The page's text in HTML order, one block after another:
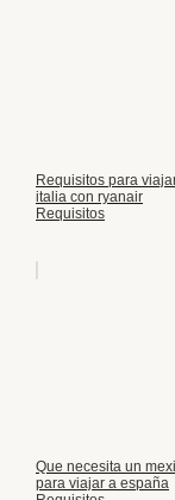
Requisitos para
italia con ryanair
Requisitos
Que necesita un
para viajar a españa